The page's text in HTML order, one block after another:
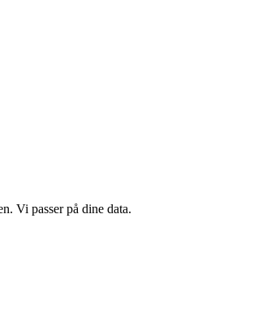
Vi passer på dine data.